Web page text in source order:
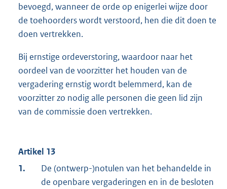
bevoegd, wanneer de orde op enigerlei wijze door
de toehoorders wordt verstoord, hen die dit doen te
doen vertrekken.
Bij ernstige ordeverstoring, waardoor naar het
oordeel van de voorzitter het houden van de
vergadering ernstig wordt belemmerd, kan de
voorzitter zo nodig alle personen die geen lid zijn
van de commissie doen vertrekken.
Artikel 13
1.
De (ontwerp-)notulen van het behandelde in
de openbare vergaderingen en in de besloten